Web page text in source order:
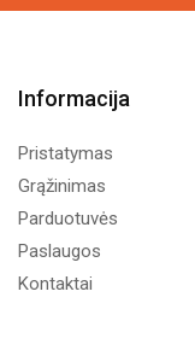
Informacija
Pristatymas
Grąžinimas
Parduotuvės
Paslaugos
Kontaktai